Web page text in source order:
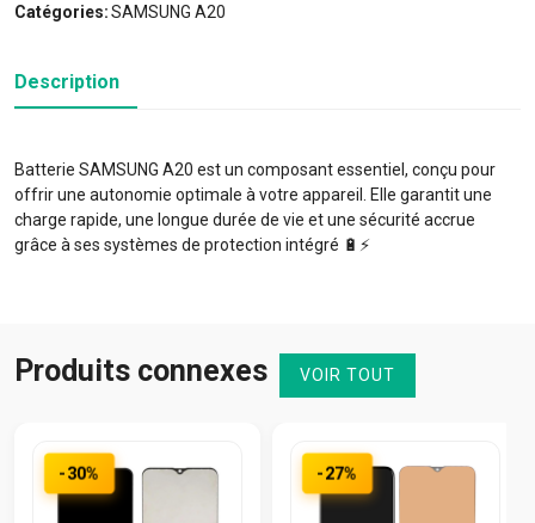
Catégories:SAMSUNG A20
Description
Batterie SAMSUNG A20 est un composant essentiel, conçu pour
offrir une autonomie optimale à votre appareil. Elle garantit une
charge rapide, une longue durée de vie et une sécurité accrue
grâce à ses systèmes de protection intégré 🔋⚡️
Produits connexes VOIR TOUT
-30% -27%